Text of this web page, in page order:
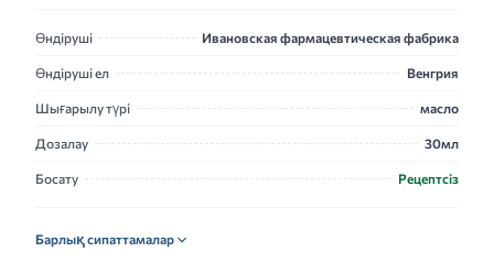
Өндіруші Ивановская фармацевтическая фабрика
Өндіруші ел Венгрия
Шығарылу түрі масло
Дозалау 30мл
Босату Рецептсіз
Барлық сипаттамалар